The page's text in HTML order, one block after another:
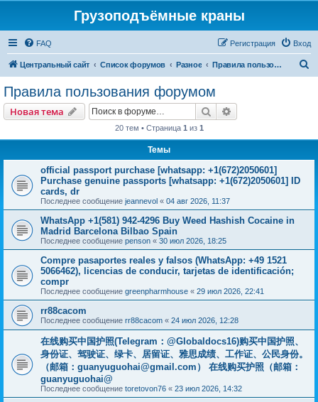
Грузоподъёмные краны
FAQ Вход
Регистрация
Центральный сайт Список форумов Разное Правила пользования форумом
Правила пользования форумом
Новая тема Поиск
20 тем • Страница 1 из 1
Темы
official passport purchase [whatsapp: +1(672)2050601]
Purchase genuine passports [whatsapp: +1(672)2050601] ID
cards, dr
Последнее сообщение jeannevol « 04 авг 2026, 11:37
WhatsApp +1(581) 942-4296 Buy Weed Hashish Cocaine in
Madrid Barcelona Bilbao Spain
Последнее сообщение penson « 30 июл 2026, 18:25
Compre pasaportes reales y falsos (WhatsApp: +49 1521
5066462), licencias de conducir, tarjetas de identificación;
compr
Последнее сообщение greenpharmhouse « 29 июл 2026, 22:41
rr88cacom
Последнее сообщение rr88cacom « 24 июл 2026, 12:28
在线购买中国护照(Telegram：@Globaldocs16)购买中国护照、
身份证、驾驶证、绿卡、居留证、雅思成绩、工作证、公民身份。
（邮箱： guanyuguohai@gmail.com ） 在线购买护照（邮箱：
guanyuguohai@
Последнее сообщение toretovon76 « 23 июл 2026, 14:32